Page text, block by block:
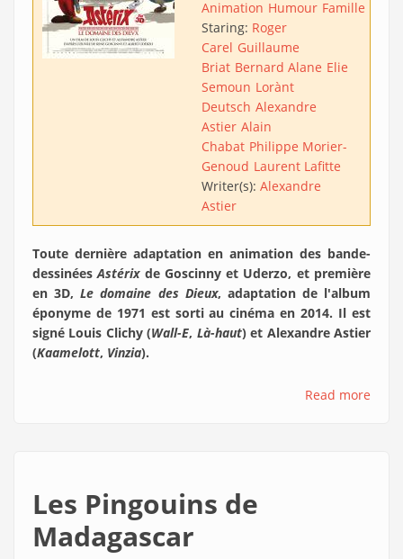
Animation Humour Famille
Staring: Roger
Carel Guillaume
Briat Bernard Alane Elie
Semoun Lorànt
Deutsch Alexandre
Astier Alain
Chabat Philippe Morier-
Genoud Laurent Lafitte
Writer(s): Alexandre
Astier
Toute dernière adaptation en animation des bande-
dessinéesAstérixde Goscinny et Uderzo, et première
en 3D, Le domaine des Dieux, adaptation de l'album
éponyme de 1971 est sorti au cinéma en 2014. Il est
signé Louis Clichy (Wall-E, Là-haut) et Alexandre Astier
(Kaamelott, Vinzia).
Read more
Les Pingouins de
Madagascar